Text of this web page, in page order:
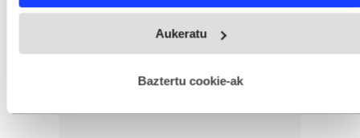
fitxategiak erabiltzen ditu. Zure esperientzia eta zerbitzuak
esplizitua ematen diguzu.Gehiago irakurri
Aukeratu
Baztertu cookie-ak